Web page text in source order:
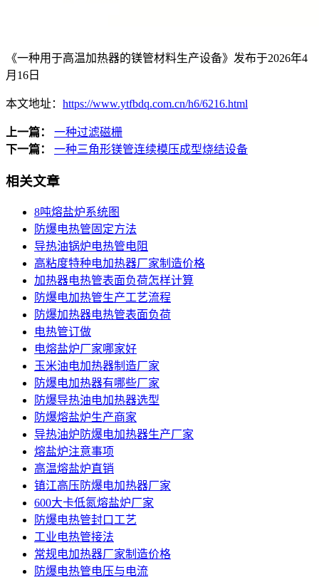
《一种用于高温加热器的镁管材料生产设备》发布于2026年4
月16日
本文地址： https://www.ytfbdq.com.cn/h6/6216.html
上一篇：
一种过滤磁栅
下一篇：
一种三角形镁管连续模压成型烧结设备
相关文章
8吨熔盐炉系统图
防爆电热管固定方法
导热油锅炉电热管电阻
高粘度特种电加热器厂家制造价格
加热器电热管表面负荷怎样计算
防爆电加热管生产工艺流程
防爆加热器电热管表面负荷
电热管订做
电熔盐炉厂家哪家好
玉米油电加热器制造厂家
防爆电加热器有哪些厂家
防爆导热油电加热器选型
防爆熔盐炉生产商家
导热油炉防爆电加热器生产厂家
熔盐炉注意事项
高温熔盐炉直销
镇江高压防爆电加热器厂家
600大卡低氮熔盐炉厂家
防爆电热管封口工艺
工业电热管接法
常规电加热器厂家制造价格
防爆电热管电压与电流